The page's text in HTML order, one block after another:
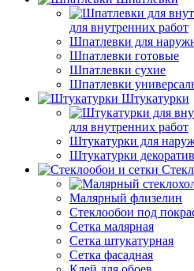
для внутренних работ
Шпатлевки для
Шпатлевки готовые
Шпатлевки сухие
Шпатлевки
Штукатурки
для внутренних работ
Штукатурки для
Штукатурки
Малярный флизелин
Стеклообои под
Сетка малярная
Сетка штукатурная
Сетка фасадная